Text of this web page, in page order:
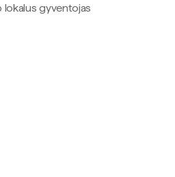
lokalus gyventojas